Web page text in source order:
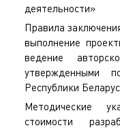
деятельности»
Правила
выполнение
ведение
утвержденными
Республики
Методические
стоимости